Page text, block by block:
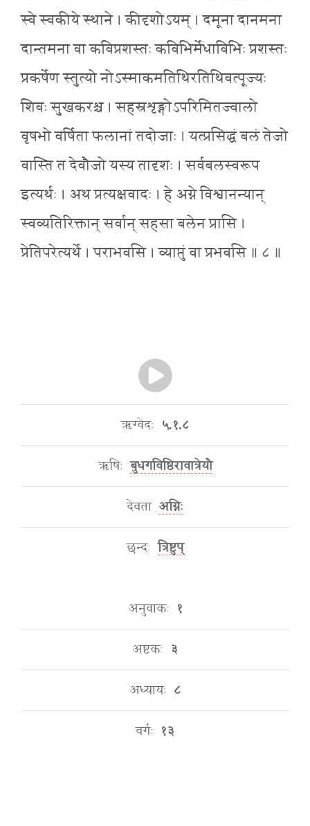
स्वे स्वकीये स्थाने । कीदृशोऽयम् । दमूना दानमना
दान्तमना वा कविप्रशस्तः कविभिर्मेधाविभिः प्रशस्तः
प्रकर्षेण स्तुत्यो नोऽस्माकमतिथिरतिथिवत्पूज्यः
शिवः सुखकरश्च । सहस्रशृङ्गोऽपरिमितज्वालो
वृषभो वर्षिता फलानां तदोजाः । यत्प्रसिद्धं बलं तेजो
वास्ति त देवौजो यस्य तादृशः । सर्वबलस्वरूप
इत्यर्थः । अथ प्रत्यक्षवादः । हे अग्ने विश्वानन्यान्
स्वव्यतिरिक्तान् सर्वान् सहसा बलेन प्रासि ।
प्रेतिपरेत्यर्थे । पराभवसि । व्याप्तुं वा प्रभवसि ॥ ८ ॥
ऋग्वेदः ५.१.८
ऋषिः बुधगविष्ठिरावात्रेयौ
देवता अग्निः
छन्दः त्रिष्टुप्
अनुवाकः १
अष्टकः ३
अध्यायः ८
वर्गः १३